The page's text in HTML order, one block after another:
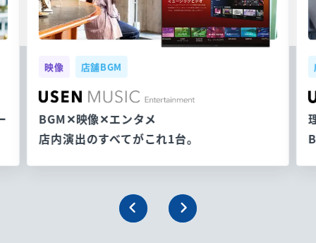
映像 店舗BGM
BGM✕映像✕エンタメ
店内演出のすべてがこれ1台。